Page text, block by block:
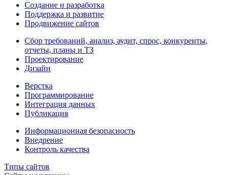
Создание и разработка
Поддержка и развитие
Продвижение сайтов
Сбор требований, анализ, аудит, спрос, конкуренты,
отчеты, планы и ТЗ
Проектирование
Дизайн
Верстка
Программирование
Интеграция данных
Публикация
Информационная безопасность
Внедрение
Контроль качества
Типы сайтов